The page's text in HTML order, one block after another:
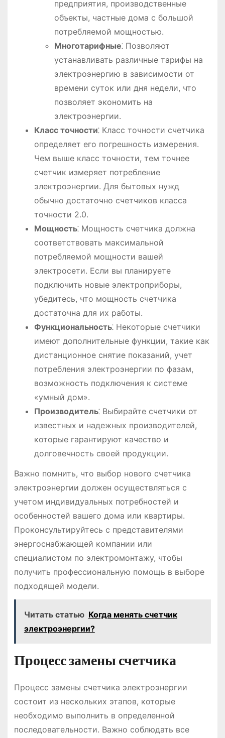
предприятия, производственные
объекты, частные дома с большой
потребляемой мощностью.
Многотарифные⁚ Позволяют
устанавливать различные тарифы на
электроэнергию в зависимости от
времени суток или дня недели, что
позволяет экономить на
электроэнергии.
Класс точности⁚ Класс точности счетчика
определяет его погрешность измерения.
Чем выше класс точности, тем точнее
счетчик измеряет потребление
электроэнергии. Для бытовых нужд
обычно достаточно счетчиков класса
точности 2.0.
Мощность⁚ Мощность счетчика должна
соответствовать максимальной
потребляемой мощности вашей
электросети. Если вы планируете
подключить новые электроприборы,
убедитесь, что мощность счетчика
достаточна для их работы.
Функциональность⁚ Некоторые счетчики
имеют дополнительные функции, такие как
дистанционное снятие показаний, учет
потребления электроэнергии по фазам,
возможность подключения к системе
«умный дом».
Производитель⁚ Выбирайте счетчики от
известных и надежных производителей,
которые гарантируют качество и
долговечность своей продукции.
Важно помнить, что выбор нового счетчика
электроэнергии должен осуществляться с
учетом индивидуальных потребностей и
особенностей вашего дома или квартиры.
Проконсультируйтесь с представителями
энергоснабжающей компании или
специалистом по электромонтажу, чтобы
получить профессиональную помощь в выборе
подходящей модели.
Читать статью Когда менять счетчик
электроэнергии?
Процесс замены счетчика
Процесс замены счетчика электроэнергии
состоит из нескольких этапов, которые
необходимо выполнить в определенной
последовательности. Важно соблюдать все